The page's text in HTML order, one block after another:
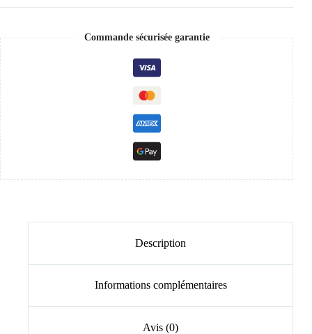
Commande sécurisée garantie
Description
Informations complémentaires
Avis (0)